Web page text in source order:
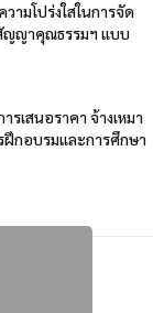
วามโปร่งใสในการจัด
ญญาคุณธรรมฯ แบบ
เสนอราคา จ้างเหมา
ฝึกอบรมและการศึกษา